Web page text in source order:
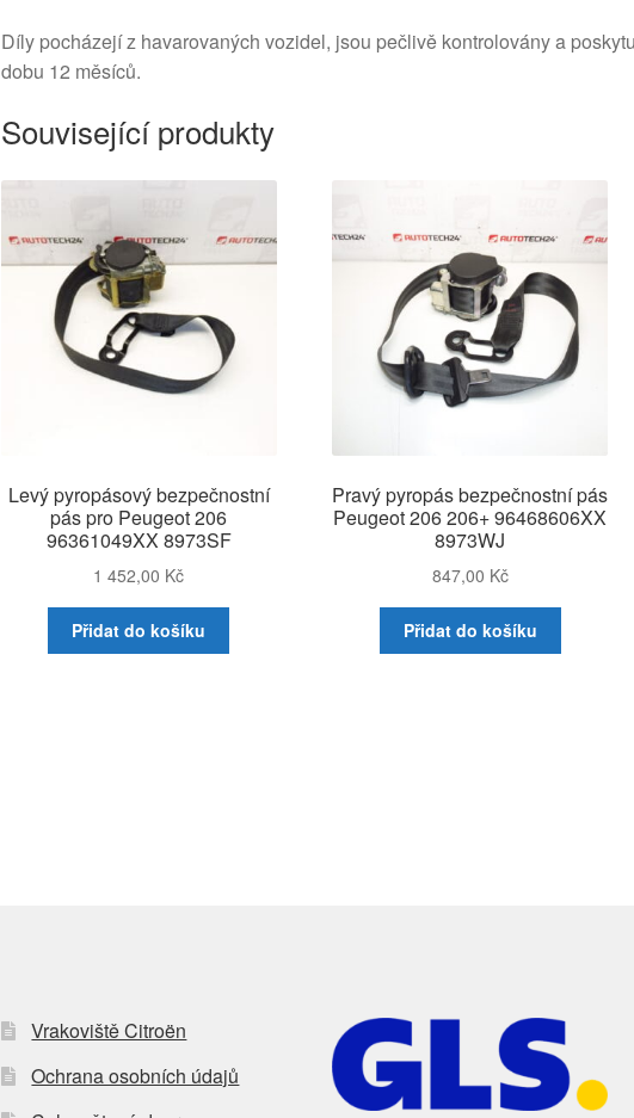
Díly pocházejí z havarovaných vozidel, jsou pečlivě kontrolovány a
dobu 12 měsíců.
Související produkty
Levý pyropásový bezpečnostní
pás pro Peugeot 206
96361049XX 8973SF
1 452,00 Kč
Přidat do košíku
Pravý pyropás bezpečnostní pás
Peugeot 206 206+ 96468606XX
8973WJ
847,00 Kč
Přidat do košíku
Vrakoviště Citroën
Ochrana osobních údajů